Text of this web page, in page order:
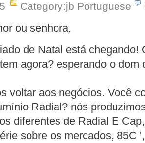
Category:jb Portuguese
ou senhora,
de Natal está chegando!
agora? esperando o dom
voltar aos negócios. Você
Radial? nós
diferentes de Radial E
sobre os mercados, 85C ',